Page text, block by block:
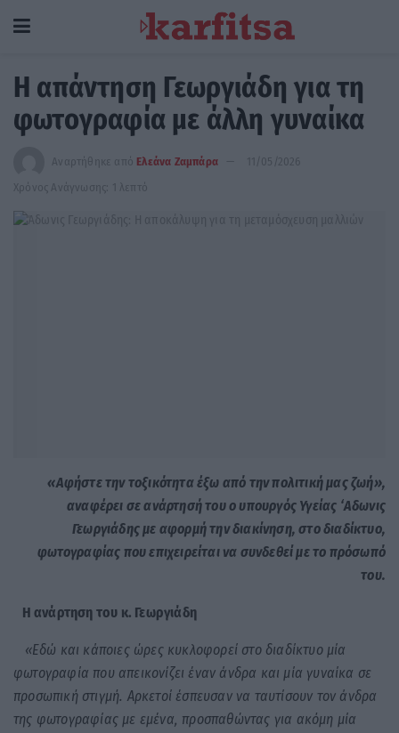
Η απάντηση Γεωργιάδη για τη
φωτογραφία με άλλη γυναίκα
Αναρτήθηκε από Ελεάνα Ζαμπάρα
11/05/2026
Χρόνος Ανάγνωσης: 1 λεπτό
«Αφήστε την τοξικότητα έξω από την πολιτική μας ζωή»,
αναφέρει σε ανάρτησή του ο υπουργός Υγείας ‘Αδωνις
Γεωργιάδης με αφορμή την διακίνηση, στο διαδίκτυο,
φωτογραφίας που επιχειρείται να συνδεθεί με το πρόσωπό
του.
Η ανάρτηση του κ. Γεωργιάδη
«Εδώ και κάποιες ώρες κυκλοφορεί στο διαδίκτυο μία
φωτογραφία που απεικονίζει έναν άνδρα και μία γυναίκα σε
προσωπική στιγμή. Αρκετοί έσπευσαν να ταυτίσουν τον άνδρα
της φωτογραφίας με εμένα, προσπαθώντας για ακόμη μία